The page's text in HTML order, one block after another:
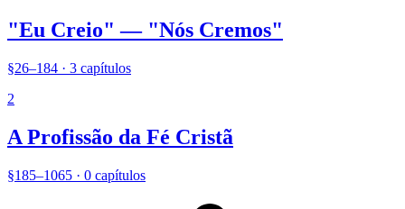
"Eu Creio" — "Nós Cremos"
§26–184 · 3 capítulos
2
A Profissão da Fé Cristã
§185–1065 · 0 capítulos